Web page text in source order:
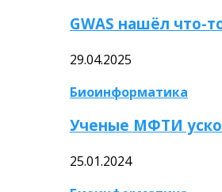
GWAS нашёл что-
29.04.2025
Биоинформатика
Ученые МФТИ
25.01.2024